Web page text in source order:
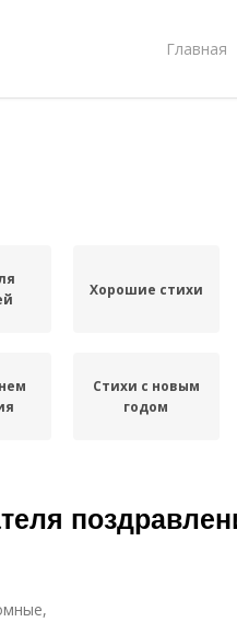
Главная
Хорошие стихи
Стихи с новым
годом